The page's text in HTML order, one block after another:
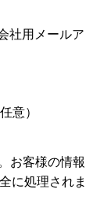
社用メールア
意）
お客様の情報
に処理されま